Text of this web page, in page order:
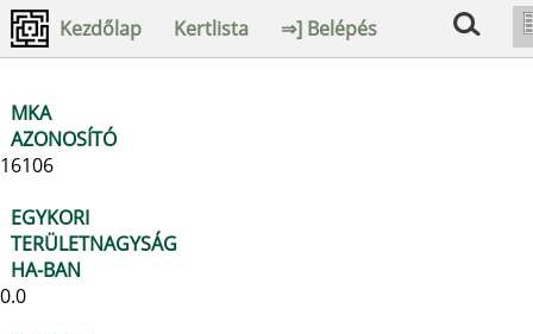
Kezdőlap Kertlista ⇒] Belépés
MKA
AZONOSÍTÓ
16106
EGYKORI
TERÜLETNAGYSÁG
HA-BAN
0.0